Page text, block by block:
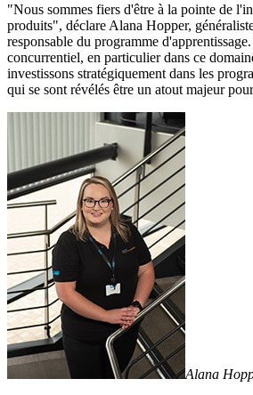
"Nous sommes fiers d'être à la pointe de
produits", déclare Alana Hopper,
responsable du programme
concurrentiel, en particulier dans ce
investissons stratégiquement dans les
qui se sont révélés être un atout majeur
Alana